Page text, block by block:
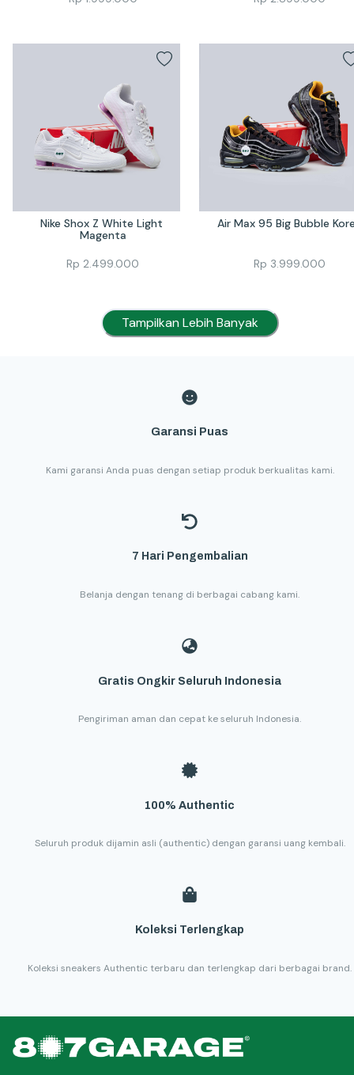
Nike Shox Z White Light
Magenta
Rp 2.499.000
Air Max 95 Big Bubble
Rp 3.999.000
Tampilkan Lebih Banyak
Garansi Puas
Kami garansi Anda puas dengan setiap produk berkualitas kami.
7 Hari Pengembalian
Belanja dengan tenang di berbagai cabang kami.
Gratis Ongkir Seluruh Indonesia
Pengiriman aman dan cepat ke seluruh Indonesia.
100% Authentic
Seluruh produk dijamin asli (authentic) dengan garansi uang kembali.
Koleksi Terlengkap
Koleksi sneakers Authentic terbaru dan terlengkap dari berbagai brand.